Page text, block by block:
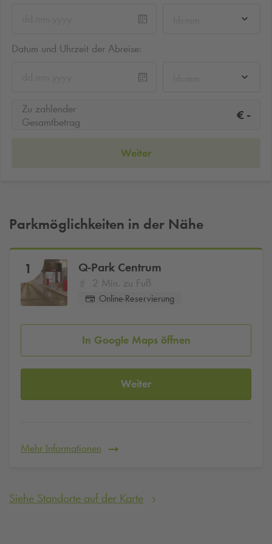
Datum und Uhrzeit der Abreise:
Zu zahlender
Gesamtbetrag
€ -
Weiter
Parkmöglichkeiten in der Nähe
1 Q-Park Centrum
2 Min. zu Fuß
Online-Reservierung
In Google Maps öffnen
Weiter
Mehr Informationen
Siehe Standorte auf der Karte